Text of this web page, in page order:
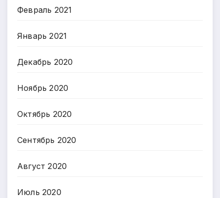
Февраль 2021
Январь 2021
Декабрь 2020
Ноябрь 2020
Октябрь 2020
Сентябрь 2020
Август 2020
Июль 2020